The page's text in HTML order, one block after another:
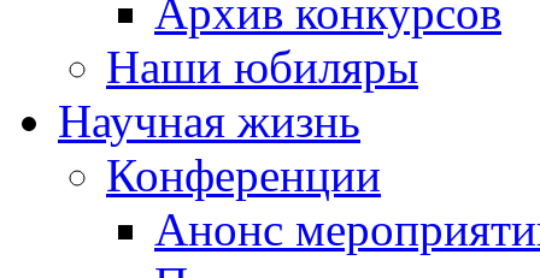
Архив конкурсов
Наши юбиляры
Научная жизнь
Конференции
Анонс